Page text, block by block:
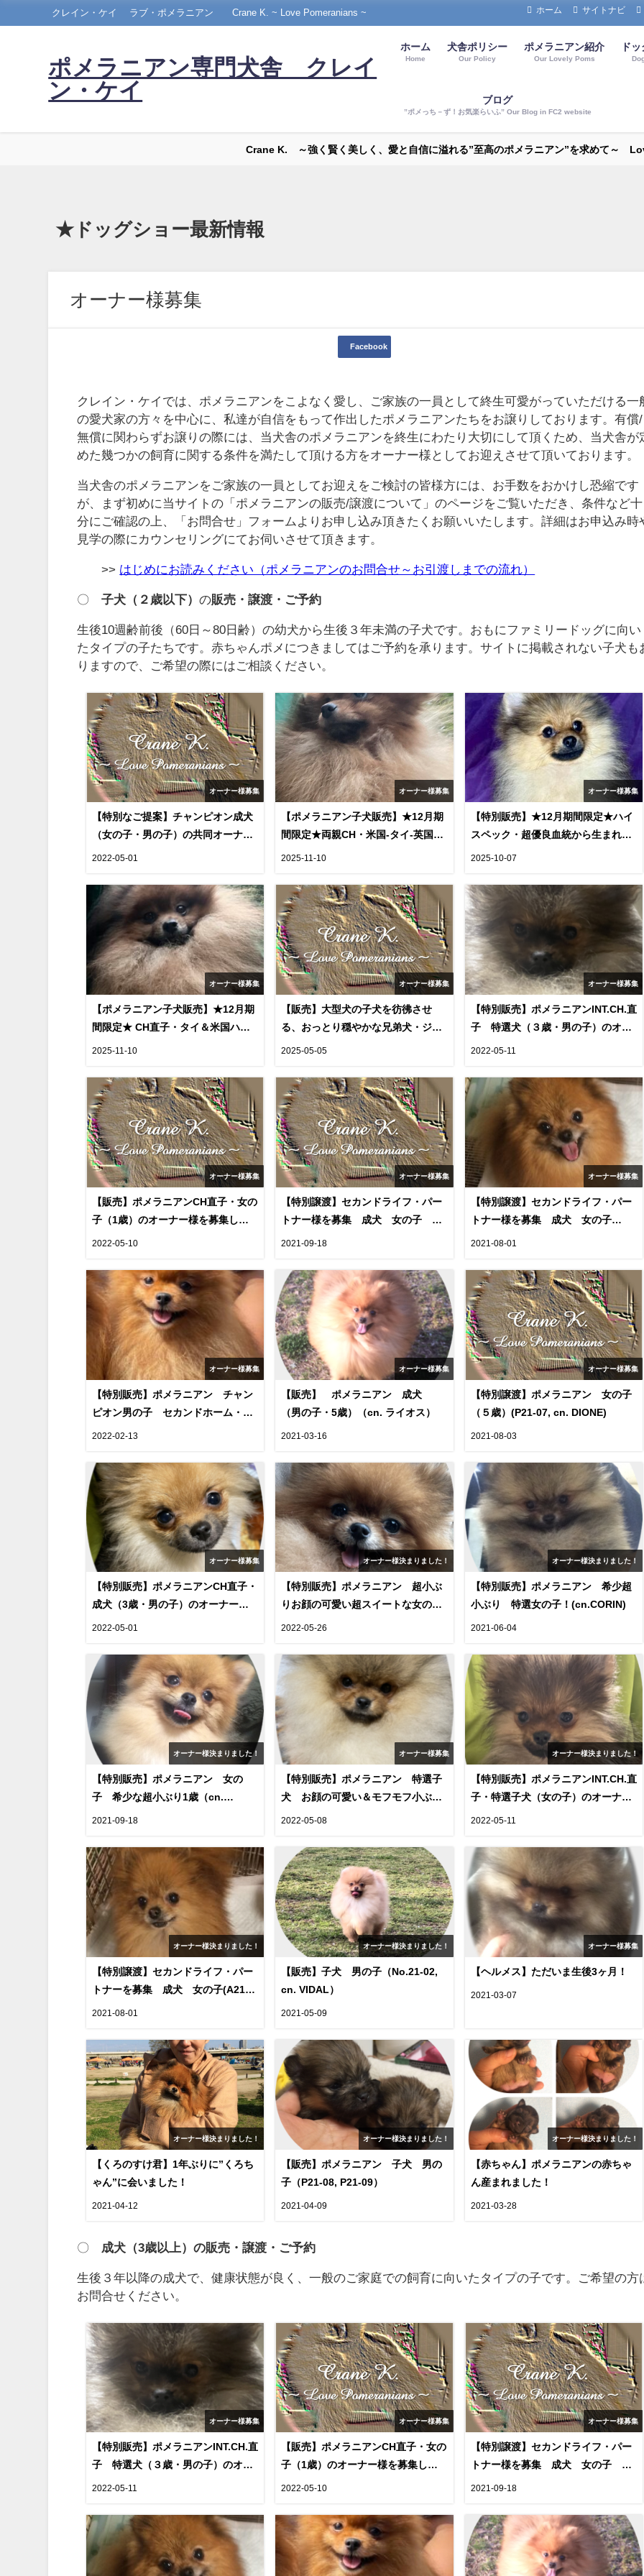
クレイン・ケイ ラブ・ポメラニアン Crane K. ~ Love Pomeranians ~ ホーム サイトナビ
ポメラニアン専門犬舎 クレイ
ン・ケイ
ホーム
Home
犬舎ポリシー
Our Policy
ポメラニアン紹介
Our Lovely Poms
ド
ブログ
”ポメっち－ず！お気楽らいふ” Our Blog in FC2 website
Crane K. ～強く賢く美しく、愛と自信に溢れる”至高のポメラニアン”を求めて～
★ドッグショー最新情報
オーナー様募集
Facebook
クレイン・ケイでは、ポメラニアンをこよなく愛し、ご家族の一員として終生可愛がっていただける一
の愛犬家の方々を中心に、私達が自信をもって作出したポメラニアンたちをお譲りしております。有償/
無償に関わらずお譲りの際には、当犬舎のポメラニアンを終生にわたり大切にして頂くため、当犬舎が
めた幾つかの飼育に関する条件を満たして頂ける方をオーナー様としてお迎えさせて頂いております。
当犬舎のポメラニアンをご家族の一員としてお迎えをご検討の皆様方には、お手数をおかけし恐縮です
が、まず初めに当サイトの「ポメラニアンの販売/譲渡について」のページをご覧いただき、条件など十
分にご確認の上、「お問合せ」フォームよりお申し込み頂きたくお願いいたします。詳細はお申込み時
見学の際にカウンセリングにてお伺いさせて頂きます。
>> はじめにお読みください（ポメラニアンのお問合せ～お引渡しまでの流れ）
〇子犬（２歳以下）の販売・譲渡・ご予約
生後10週齢前後（60日～80日齢）の幼犬から生後３年未満の子犬です。おもにファミリードッグに向い
たタイプの子たちです。赤ちゃんポメにつきましてはご予約を承ります。サイトに掲載されない子犬も
りますので、ご希望の際にはご相談ください。
オーナー様募集
【特別なご提案】チャンピオン成犬
（女の子・男の子）の共同オーナー
様を募集します！
2022-05-01
オーナー様募集
【ポメラニアン子犬販売】★12月期
間限定★両親CH・米国-タイ-英国血
統を受け継ぐ、上品で優しい男の子
（TEMIS24-01, cn.宙ソラ)
2025-11-10
オーナー様募集
【特別販売】★12月期間限定★ハイ
スペック・超優良血統から生まれ
た、ショータイプ男子 "アトラ
2025-10-07
オーナー様募集
【ポメラニアン子犬販売】★12月期
間限定★ CH直子・タイ＆米国ハイ
ブリッド血統、四肢健全・健康優良
募集します（cn.いっち)
2025-11-10
オーナー様募集
【販売】大型犬の子犬を彷彿させ
る、おっとり穏やかな兄弟犬・ジン
くん＆サンくんの販売のご紹介で
2025-05-05
オーナー様募集
【特別販売】ポメラニアンINT.CH.直
子 特選犬（３歳・男の子）のオー
ナー様を募集します（cn.Arthur)
2022-05-11
オーナー様募集
【販売】ポメラニアンCH直子・女の
子（1歳）のオーナー様を募集しま
す（cn. MOIRA)
2022-05-10
オーナー様募集
【特別譲渡】セカンドライフ・パー
トナー様を募集 成犬 女の子
(cn. OPS）
2021-09-18
オーナー様募集
【特別譲渡】セカンドライフ・パー
トナー様を募集 成犬 女の子
(A21-02,cn.RHEA)
2021-08-01
オーナー様募集
【特別販売】ポメラニアン チャン
ピオン男の子 セカンドホーム・パ
ートナーを募集 （cn.AI)
2022-02-13
オーナー様募集
【販売】 ポメラニアン 成犬
（男の子・5歳）（cn. ライオス）
2021-03-16
オーナー様募集
【特別譲渡】ポメラニアン 女の子
（５歳）(P21-07, cn. DIONE)
2021-08-03
オーナー様募集
【特別販売】ポメラニアンCH直子・
成犬（3歳・男の子）のオーナー様
を募集します！（cn.JB）
2022-05-01
オーナー様決まりました！
【特別販売】ポメラニアン 超小ぶ
りお顔の可愛い超スイートな女の子
（3歳）の特別販売紹介ページで
2022-05-26
オーナー様決まりました！
【特別販売】ポメラニアン 希少超
小ぶり 特選女の子！(cn.CORIN)
2021-06-04
オーナー様決まりました！
【特別販売】ポメラニアン 女の
子 希少な超小ぶり1歳（cn.
MUSA）
2021-09-18
オーナー様募集
【特別販売】ポメラニアン 特選子
犬 お顔の可愛い＆モフモフ小ぶり
ショースペック男の子（TEA22-01,
2022-05-08
オーナー様決まりました！
【特別販売】ポメラニアンINT.CH.直
子・特選子犬（女の子）のオーナー
様を募集します（cn.Maria)
2022-05-11
オーナー様決まりました！
【特別譲渡】セカンドライフ・パー
トナーを募集 成犬 女の子(A21-
01,cn.PREOUS)
2021-08-01
オーナー様決まりました！
【販売】子犬 男の子（No.21-02,
cn. VIDAL）
2021-05-09
オーナー様募集
【ヘルメス】ただいま生後3ヶ月！
2021-03-07
オーナー様決まりました！
【くろのすけ君】1年ぶりに”くろち
ゃん”に会いました！
2021-04-12
オーナー様決まりました！
【販売】ポメラニアン 子犬 男の
子（P21-08, P21-09）
2021-04-09
オーナー様決まりました！
【赤ちゃん】ポメラニアンの赤ちゃ
ん産まれました！
2021-03-28
〇 成犬（3歳以上）の販売・譲渡・ご予約
生後３年以降の成犬で、健康状態が良く、一般のご家庭での飼育に向いたタイプの子です。ご希望の方
お問合せください。
オーナー様募集
【特別販売】ポメラニアンINT.CH.直
子 特選犬（３歳・男の子）のオー
ナー様を募集します（cn.Arthur)
2022-05-11
オーナー様募集
【販売】ポメラニアンCH直子・女の
子（1歳）のオーナー様を募集しま
す（cn. MOIRA)
2022-05-10
オーナー様募集
【特別譲渡】セカンドライフ・パー
トナー様を募集 成犬 女の子
(cn. OPS）
2021-09-18